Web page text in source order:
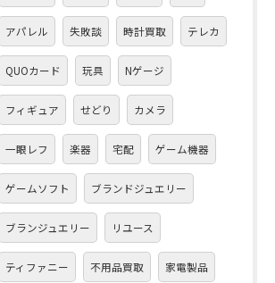
アパレル 失敗談 時計買取 テレカ
QUOカード 玩具 Nゲージ
フィギュア せどり カメラ
一眼レフ 楽器 宅配 ゲーム機器
ゲームソフト ブランドジュエリー
ブランジュエリー リユース
ティファニー 不用品買取 家電製品